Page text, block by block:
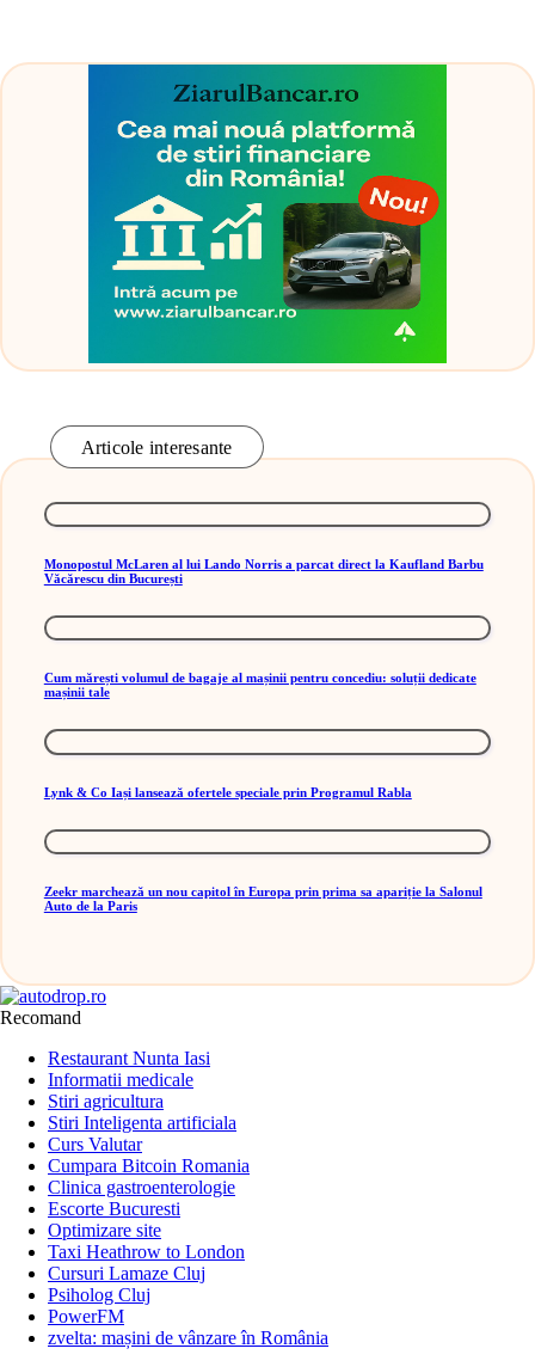
Articole interesante
Monopostul McLaren al lui Lando Norris a parcat direct la Kaufland Barbu
Văcărescu din București
Cum mărești volumul de bagaje al mașinii pentru concediu: soluții dedicate
mașinii tale
Lynk & Co Iași lansează ofertele speciale prin Programul Rabla
Zeekr marchează un nou capitol în Europa prin prima sa apariție la Salonul
Auto de la Paris
Recomand
Restaurant Nunta Iasi
Informatii medicale
Stiri agricultura
Stiri Inteligenta artificiala
Curs Valutar
Cumpara Bitcoin Romania
Clinica gastroenterologie
Escorte Bucuresti
Optimizare site
Taxi Heathrow to London
Cursuri Lamaze Cluj
Psiholog Cluj
PowerFM
zvelta: mașini de vânzare în România